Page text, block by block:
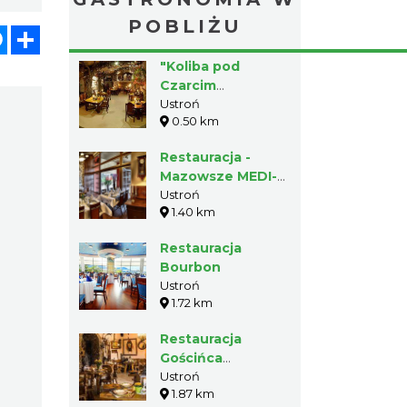
Messenger
1 2 3 … 6
GASTRONOMIA W
"Koliba pod
Czarcim
Kopytem"
Ustroń
Restauracja -
Mazowsze MEDI-
SPA
Ustroń
Restauracja
Bourbon
Ustroń